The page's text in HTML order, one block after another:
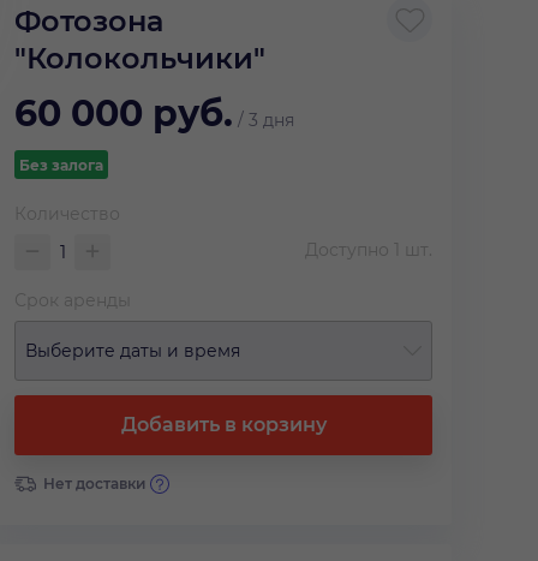
Фотозона
"Колокольчики"
60 000 руб. / 3 дня
Без залога
Количество
Доступно 1 шт.
Срок аренды
Выберите даты и время
Добавить в корзину
Нет доставки